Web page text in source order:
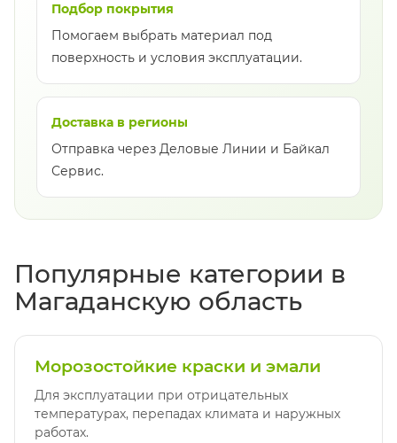
Подбор покрытия
Помогаем выбрать материал под
поверхность и условия эксплуатации.
Доставка в регионы
Отправка через Деловые Линии и Байкал
Сервис.
Популярные категории в
Магаданскую область
Морозостойкие краски и эмали
Для эксплуатации при отрицательных
температурах, перепадах климата и наружных
работах.